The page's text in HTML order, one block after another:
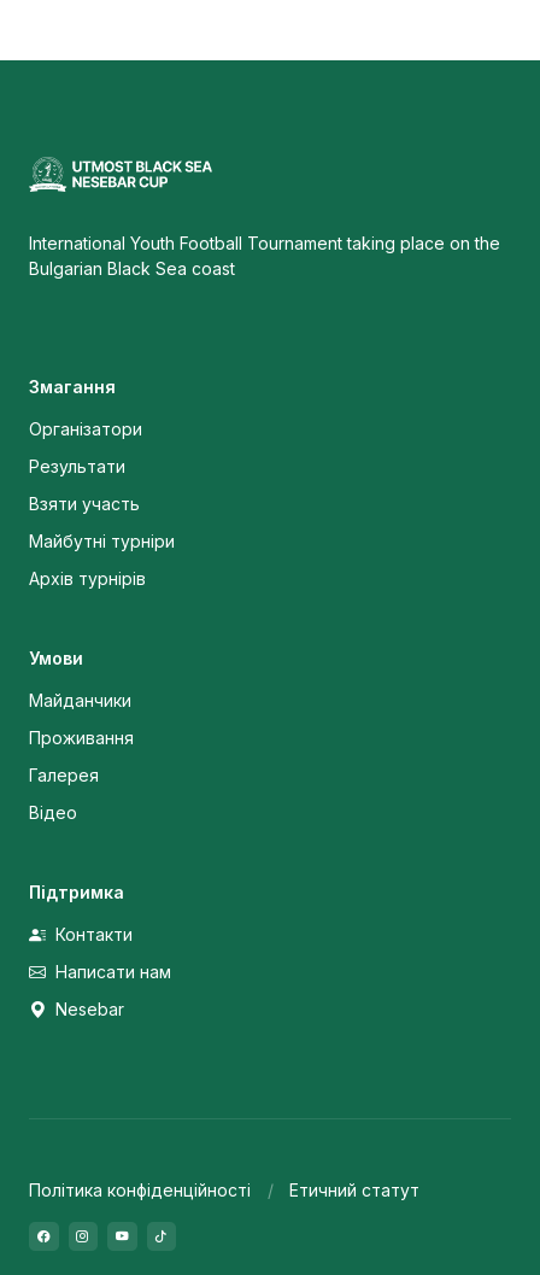
International Youth Football Tournament taking place on the
Bulgarian Black Sea coast
Змагання
Організатори
Результати
Взяти участь
Майбутні турніри
Архів турнірів
Умови
Майданчики
Проживання
Галерея
Відео
Підтримка
Контакти
Написати нам
Nesebar
Політика конфіденційності Етичний статут